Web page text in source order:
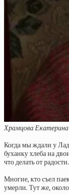
Храмцова
Когда мы ждали у
буханку хлеба на
что делать от радости.
Многие, кто съел
умерли. Тут же, около